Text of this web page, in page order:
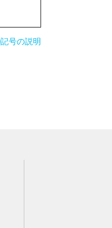
記号の説明